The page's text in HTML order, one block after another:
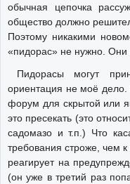
обычная цепочка
общество должно
Поэтому никакими
«пидорас» не нужно.
Пидорасы могут
ориентация не моё дело.
форум для скрытой или
это пресекать (это
садомазо и т.п.) Что
требования строже, чем
реагирует на
(он уже в третий раз